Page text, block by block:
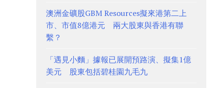
澳洲金礦股GBM Resources擬來港第二上
市、市值8億港元 兩大股東與香港有聯
繫？
「遇見小麵」據報已展開預路演、擬集1億
美元 股東包括碧桂園九毛九